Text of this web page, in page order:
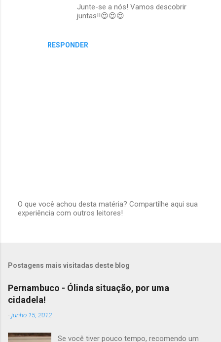
RESPONDER
Junte-se a nós! Vamos descobrir
juntas!!😍😍😍
P
u
c
o
m
e
á
O que você achou desta matéria? Compartilhe aqui sua
experiência com outros leitores!
Postagens mais visitadas deste blog
Pernambuco - Ólinda situação, por uma
cidadela!
-junho 15, 2012
Se você tiver pouco tempo, recomendo um